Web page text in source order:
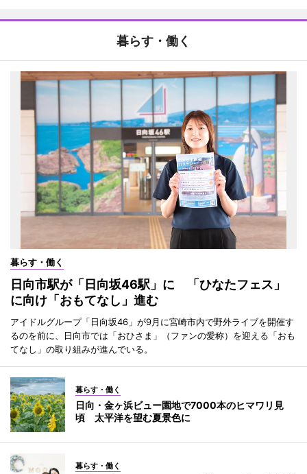
暮らす・働く
暮らす・働く
日向市駅が「日向坂46駅」に 「ひなたフェス」
に向け「おもてなし」進む
アイドルグループ「日向坂46」が9月に宮崎市内で野外ライブを開催す
るのを前に、日向市では「おひさま」（ファンの愛称）を迎える「おも
てなし」の取り組みが進んでいる。
暮らす・働く
日向・金ヶ浜ビュー園地で7000本のヒマワリ見
頃 太平洋を望む夏景色に
暮らす・働く